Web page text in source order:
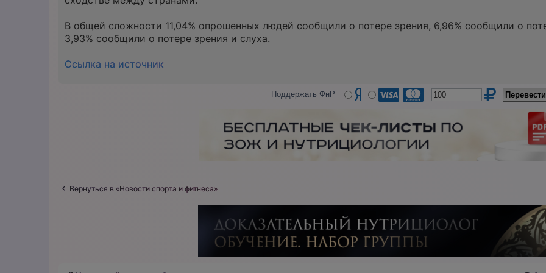
В общей сложности 11,04% опрошенных людей сообщили о потере зрения, 6,96% сообщили о
3,93% сообщили о потере зрения и слуха.
Ссылка на источник
Поддержать ФнР
Вернуться в «Новости спорта и фитнеса»